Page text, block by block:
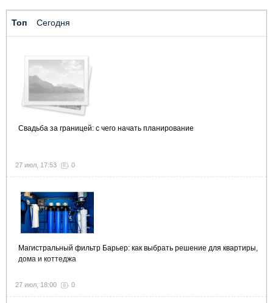
Топ Сегодня
Свадьба за границей: с чего начать планирование
27 июл, 17:53 0
Магистральный фильтр Барьер: как выбрать решение для квартиры,
дома и коттеджа
27 июл, 18:00 0